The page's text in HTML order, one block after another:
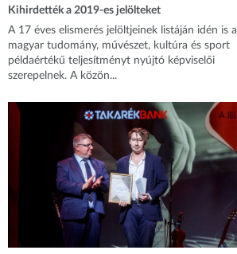
Kihirdették a 2019-es jelölteket
A 17 éves elismerés jelöltjeinek listáján idén is a
magyar tudomány, művészet, kultúra és sport
példaértékű teljesítményt nyújtó képviselői
szerepelnek. A közön...